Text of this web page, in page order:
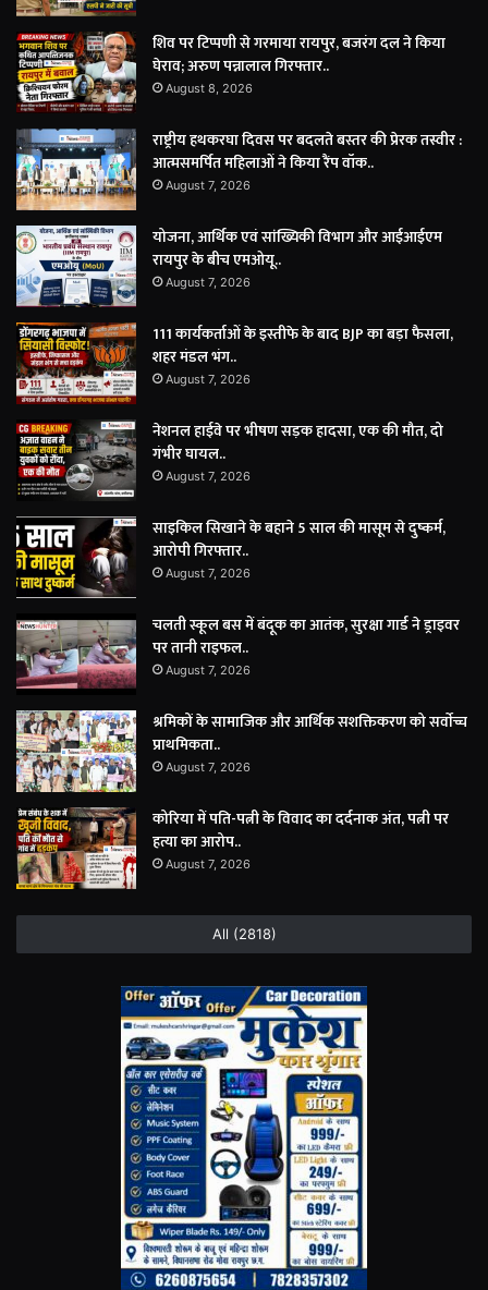
शिव पर टिप्पणी से गरमाया रायपुर, बजरंग दल ने किया
घेराव; अरुण पन्नालाल गिरफ्तार..
August 8, 2026
राष्ट्रीय हथकरघा दिवस पर बदलते बस्तर की प्रेरक तस्वीर :
आत्मसमर्पित महिलाओं ने किया रैंप वॉक..
August 7, 2026
योजना, आर्थिक एवं सांख्यिकी विभाग और आईआईएम
रायपुर के बीच एमओयू..
August 7, 2026
111 कार्यकर्ताओं के इस्तीफे के बाद BJP का बड़ा फैसला,
शहर मंडल भंग..
August 7, 2026
नेशनल हाईवे पर भीषण सड़क हादसा, एक की मौत, दो
गंभीर घायल..
August 7, 2026
साइकिल सिखाने के बहाने 5 साल की मासूम से दुष्कर्म,
आरोपी गिरफ्तार..
August 7, 2026
चलती स्कूल बस में बंदूक का आतंक, सुरक्षा गार्ड ने ड्राइवर
पर तानी राइफल..
August 7, 2026
श्रमिकों के सामाजिक और आर्थिक सशक्तिकरण को सर्वाेच्च
प्राथमिकता..
August 7, 2026
कोरिया में पति-पत्नी के विवाद का दर्दनाक अंत, पत्नी पर
हत्या का आरोप..
August 7, 2026
All (2818)